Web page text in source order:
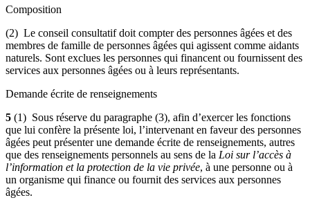
Composition
(2) Le conseil consultatif doit compter des personnes âgées et des
membres de famille de personnes âgées qui agissent comme aidants
naturels. Sont exclues les personnes qui financent ou fournissent des
services aux personnes âgées ou à leurs représentants.
Demande écrite de renseignements
5 (1) Sous réserve du paragraphe (3), afin d’exercer les fonctions
que lui confère la présente loi, l’intervenant en faveur des personnes
âgées peut présenter une demande écrite de renseignements, autres
que des renseignements personnels au sens de la Loi sur l’accès à
l’information et la protection de la vie privée, à une personne ou à
un organisme qui finance ou fournit des services aux personnes
âgées.